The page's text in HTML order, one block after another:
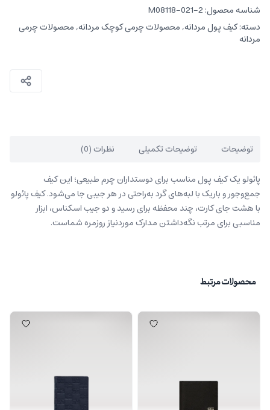
شناسه محصول: M08118-021-2
دسته:کیف پول مردانه,محصولات چرمی کوچک مردانه,محصولات چرمی
مردانه
توضیحات توضیحات تکمیلی نظرات (0)
پائولو یک کیف پول مناسب برای دوستداران چرم طبیعی؛ این کیف
جمع‌وجور و باریک با لبه‌های گرد به‌راحتی در هر جیبی جا می‌شود. کیف پائولو
با هشت جای کارت، چند محفظه برای رسید و دو جیب اسکناس، ابزار
مناسبی برای مرتب نگه‌داشتن مدارک موردنیاز روزمره شماست.
محصولات مرتبط